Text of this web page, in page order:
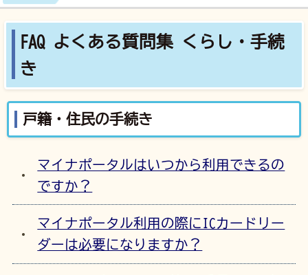
FAQ よくある質問集 くらし・手続
き
戸籍・住民の手続き
マイナポータルはいつから利用できるの
ですか？
マイナポータル利用の際にICカードリー
ダーは必要になりますか？